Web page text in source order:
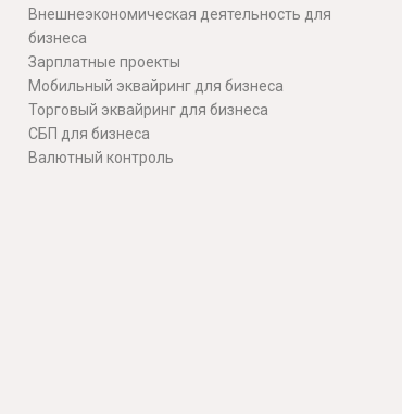
Внешнеэкономическая деятельность для
бизнеса
Зарплатные проекты
Мобильный эквайринг для бизнеса
Торговый эквайринг для бизнеса
СБП для бизнеса
Валютный контроль